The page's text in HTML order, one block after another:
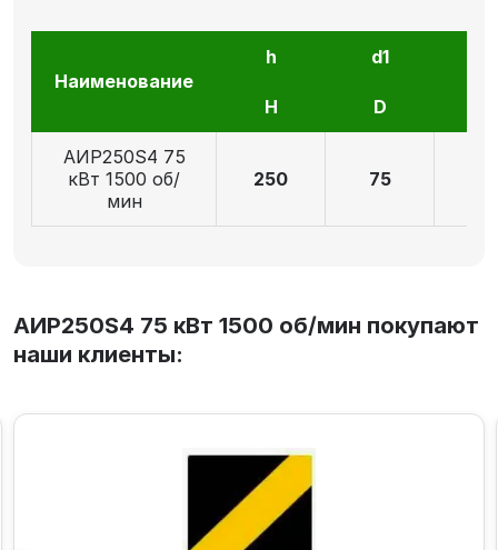
Наименование
h d1
H D
АИР250S4 75
кВт 1500 об/
мин
250 75
АИР250S4 75 кВт 1500 об/мин покупают
наши клиенты: